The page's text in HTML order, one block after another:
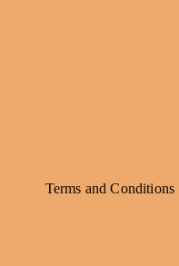
Terms and Conditions